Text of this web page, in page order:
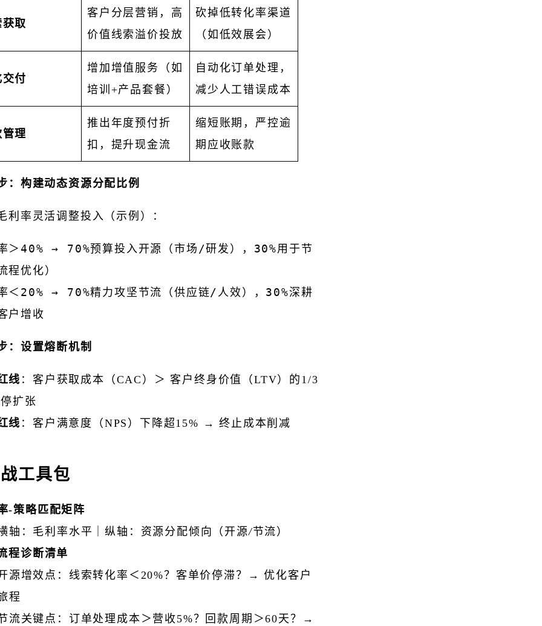
取
客户分层营销，高
价值线索溢价投放
砍掉低转化率渠道
（如低效展会）
付
增加增值服务（如
培训+产品套餐）
自动化订单处理，
减少人工错误成本
理
推出年度预付折
扣，提升现金流
缩短账期，严控逾
期应收账款
：构建动态资源分配比例
利率灵活调整投入（示例）：
＞40% → 70%预算投入开源（市场/研发），30%用于节
程优化）
＜20% → 70%精力攻坚节流（供应链/人效），30%深耕
户增收
：设置熔断机制
线 ：客户获取成本（CAC）＞ 客户终身价值（LTV）的1/3
扩张
线 ：客户满意度（NPS）下降超15% → 终止成本削减
工具包
-策略匹配矩阵
轴：毛利率水平｜纵轴：资源分配倾向（开源/节流）
程诊断清单
源增效点：线索转化率＜20%？客单价停滞？→ 优化客户
程
流关键点：订单处理成本＞营收5%？回款周期＞60天？→